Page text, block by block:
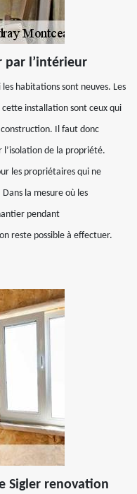
par l’intérieur
habitations sont neuves. Les
installation sont ceux qui
Il faut donc
l’isolation de la propriété.
les propriétaires qui ne
la mesure où les
pendant
reste possible à effectuer.
Sigler renovation